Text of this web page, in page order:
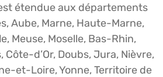
étendue aux départements
Aube, Marne, Haute-Marne,
Meuse, Moselle, Bas-Rhin,
d’Or, Doubs, Jura, Nièvre,
et-Loire, Yonne, Territoire de